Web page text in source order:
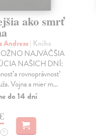
ako smrť
Andreas| Kniha
NAJVÄČŠIA
NAŠICH DNÍ:
a rovnoprávnosť
Vojna a mier m...
do 14 dní
?